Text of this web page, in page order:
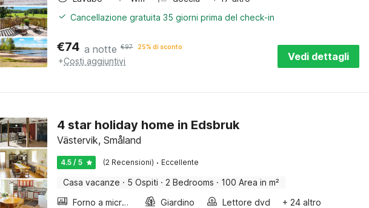
Cancellazione gratuita 35 giorni prima del check-in
€74 a notte €97 25% di sconto
+Costi aggiuntivi Vedi dettagli
4 star holiday home in Edsbruk
Västervik, Småland
4.5 / 5 (2 Recensioni) · Eccellente
Casa vacanze · 5 Ospiti · 2 Bedrooms · 100 Area in m²
Forno a microonde combinato
Giardino Lettore dvd
+ 24 altro